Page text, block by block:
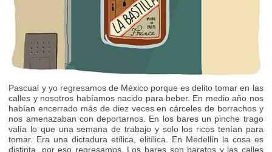
Pascual y yo regresamos de México porque es delito tomar en las
calles y nosotros habíamos nacido para beber. En medio año nos
habían encerrado más de diez veces en cárceles de borrachos y
nos amenazaban con deportarnos. En los bares un pinche trago
valía lo que una semana de trabajo y solo los ricos tenían para
tomar. Era una dictadura etílica, elitílica. En Medellín la cosa es
distinta, por eso regresamos. Los bares son baratos y las calles